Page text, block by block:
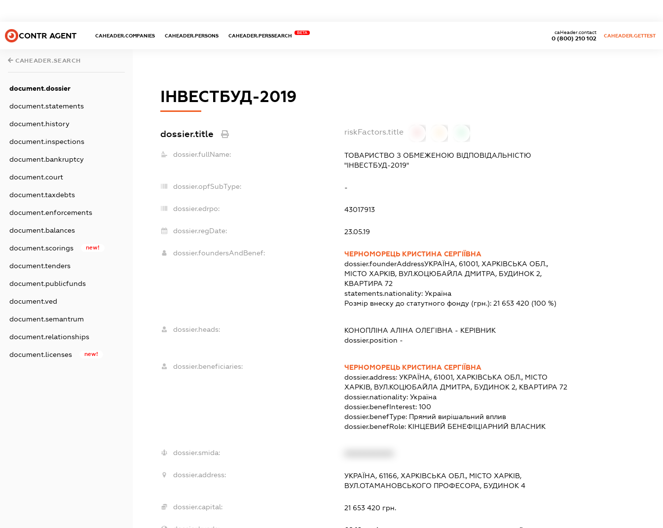
CONTR AGENT CAHEADER.COMPANIES CAHEADER.PERSONS CAHEADER.PERSSEARCH
BETA
0 (800) 210 102
caHeader.contact
CAHEADER.GETTEST
CAHEADER.SEARCH
document.dossier
document.statements
document.history
document.inspections
document.bankruptcy
document.court
document.taxdebts
document.enforcements
document.balances
document.scorings new!
document.tenders
document.publicfunds
document.ved
document.semantrum
document.relationships
document.licenses new!
ІНВЕСТБУД-2019
dossier.title riskFactors.title
dossier.fullName:
ТОВАРИСТВО З ОБМЕЖЕНОЮ ВІДПОВІДАЛЬНІСТЮ
"ІНВЕСТБУД-2019"
dossier.opfSubType: -
dossier.edrpo: 43017913
dossier.regDate: 23.05.19
dossier.foundersAndBenef:
ЧЕРНОМОРЕЦЬ КРИСТИНА СЕРГІЇВНА
dossier.founderAddressУКРАЇНА, 61001, ХАРКІВСЬКА ОБЛ.,
МІСТО ХАРКІВ, ВУЛ.КОЦЮБАЙЛА ДМИТРА, БУДИНОК 2,
КВАРТИРА 72
statements.nationality: Україна
Розмір внеску до статутного фонду (грн.): 21 653 420 (100 %)
dossier.heads: КОНОПЛІНА АЛІНА ОЛЕГІВНА - КЕРІВНИК
dossier.position -
dossier.beneficiaries:
ЧЕРНОМОРЕЦЬ КРИСТИНА СЕРГІЇВНА
dossier.address: УКРАЇНА, 61001, ХАРКІВСЬКА ОБЛ., МІСТО
ХАРКІВ, ВУЛ.КОЦЮБАЙЛА ДМИТРА, БУДИНОК 2, КВАРТИРА 72
dossier.nationality: Україна
dossier.benefInterest: 100
dossier.benefType: Прямий вирішальний вплив
dossier.benefRole: КІНЦЕВИЙ БЕНЕФІЦІАРНИЙ ВЛАСНИК
dossier.smida:
dossier.address:
УКРАЇНА, 61166, ХАРКІВСЬКА ОБЛ., МІСТО ХАРКІВ,
ВУЛ.ОТАМАНОВСЬКОГО ПРОФЕСОРА, БУДИНОК 4
dossier.capital: 21 653 420 грн.